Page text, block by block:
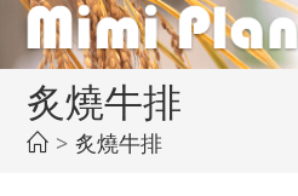
炙燒牛排
> 炙燒牛排